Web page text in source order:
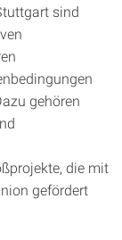
sind
gehören
die mit
gefördert